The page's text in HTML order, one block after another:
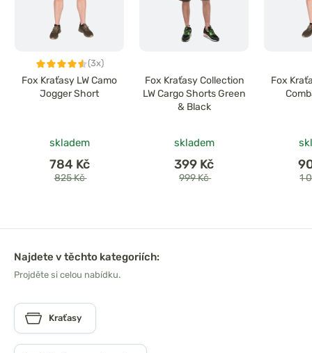
(3x)
Fox Kraťasy LW Camo
Jogger Short
skladem
784 Kč
825 Kč
Fox Kraťasy Collection
LW Cargo Shorts Green
& Black
skladem
399 Kč
999 Kč
Fox
1
Najdete v těchto kategoriích:
Projděte si celou nabídku.
Kraťasy